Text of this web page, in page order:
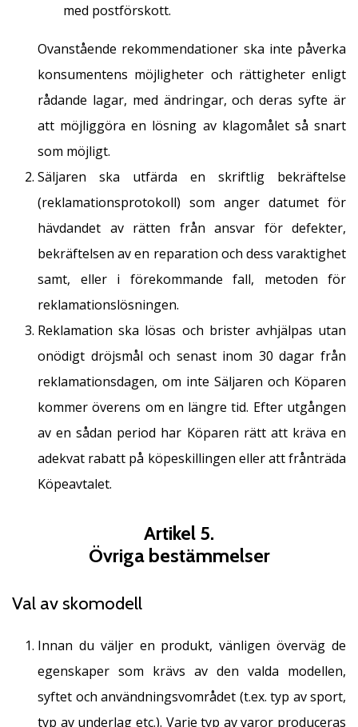
med postförskott.
Ovanstående rekommendationer ska inte påverka
konsumentens möjligheter och rättigheter enligt
rådande lagar, med ändringar, och deras syfte är
att möjliggöra en lösning av klagomålet så snart
som möjligt.
Säljaren ska utfärda en skriftlig bekräftelse
(reklamationsprotokoll) som anger datumet för
hävdandet av rätten från ansvar för defekter,
bekräftelsen av en reparation och dess varaktighet
samt, eller i förekommande fall, metoden för
reklamationslösningen.
Reklamation ska lösas och brister avhjälpas utan
onödigt dröjsmål och senast inom 30 dagar från
reklamationsdagen, om inte Säljaren och Köparen
kommer överens om en längre tid. Efter utgången
av en sådan period har Köparen rätt att kräva en
adekvat rabatt på köpeskillingen eller att frånträda
Köpeavtalet.
Artikel 5.
Övriga bestämmelser
Val av skomodell
Innan du väljer en produkt, vänligen överväg de
egenskaper som krävs av den valda modellen,
syftet och användningsvområdet (t.ex. typ av sport,
typ av underlag etc.). Varje typ av varor produceras